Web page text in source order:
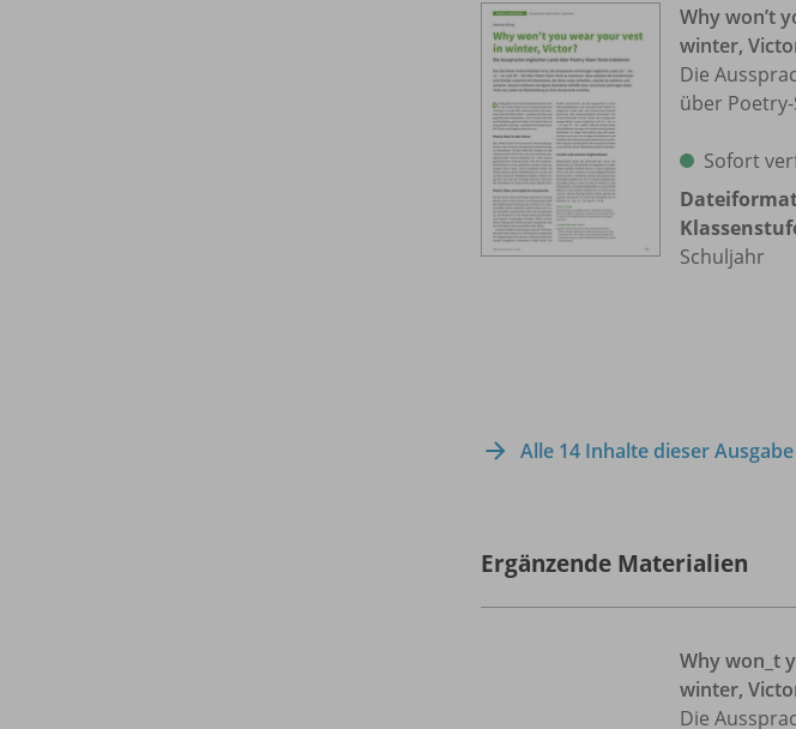
Why won’t
winter,
Die
über
Sofort
Schuljahr
Alle 14 Inhalte dieser
Ergänzende Materialien
Why won_ t
winter,
Die